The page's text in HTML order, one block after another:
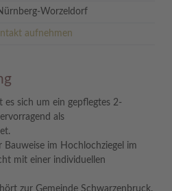
Worzeldorf
aufnehmen
es sich um ein gepflegtes 2-
als
Bauweise im Hochlochziegel im
mit einer individuellen
zur Gemeinde Schwarzenbruck.